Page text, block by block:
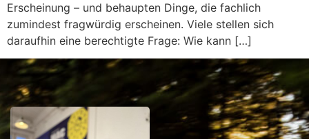
Erscheinung – und behaupten Dinge, die fachlich
zumindest fragwürdig erscheinen. Viele stellen sich
daraufhin eine berechtigte Frage: Wie kann […]